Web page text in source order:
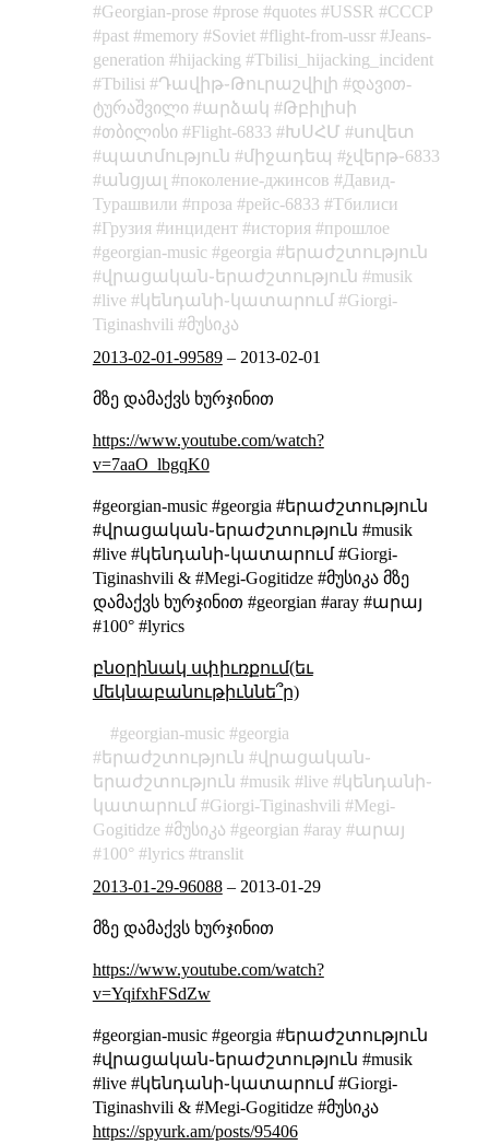
Georgian-prose
prose quotes USSR
СССР
past
memory Soviet flight-from-ussr
Jeans-
generation
hijacking
Tbilisi_hijacking_incident
Tbilisi
Դավիթ֊Թուրաշվիլի
დავით-
ტურაშვილი
արձակ
Թբիլիսի
თბილისი
Flight-6833 ԽՍՀՄ
սովետ
պատմություն
միջադեպ
չվերթ֊6833
անցյալ
поколение-джинсов
Давид-
Турашвили
проза рейс-6833
Тбилиси
Грузия
инцидент история
прошлое
georgian-music
georgia
երաժշտություն
վրացական֊երաժշտություն
musik
live
կենդանի֊կատարում
Giorgi-
Tiginashvili
მუსიკა
2013-02-01-99589– 2013-02-01
მზე დამაქვს ხურჯინით
https://www.youtube.com/watch?
v=7aaO_lbgqK0
#georgian-music #georgia #երաժշտություն
#վրացական֊երաժշտություն #musik
#live #կենդանի֊կատարում #Giorgi-
Tiginashvili & #Megi-Gogitidze #მუსიკა მზე
დამაქვს ხურჯინით #georgian #aray #արայ
#100° #lyrics
բնօրինակ սփիւռքում(եւ
մեկնաբանութիւննե՞ր)
georgian-music
georgia
երաժշտություն
վրացական֊
երաժշտություն
musik live
կենդանի֊
կատարում
Giorgi-Tiginashvili
Megi-
Gogitidze
მუსიკა georgian aray
արայ
100°
lyrics
translit
2013-01-29-96088– 2013-01-29
მზე დამაქვს ხურჯინით
https://www.youtube.com/watch?
v=YqifxhFSdZw
#georgian-music #georgia #երաժշտություն
#վրացական֊երաժշտություն #musik
#live #կենդանի֊կատարում #Giorgi-
Tiginashvili & #Megi-Gogitidze #მუსიკა
https://spyurk.am/posts/95406